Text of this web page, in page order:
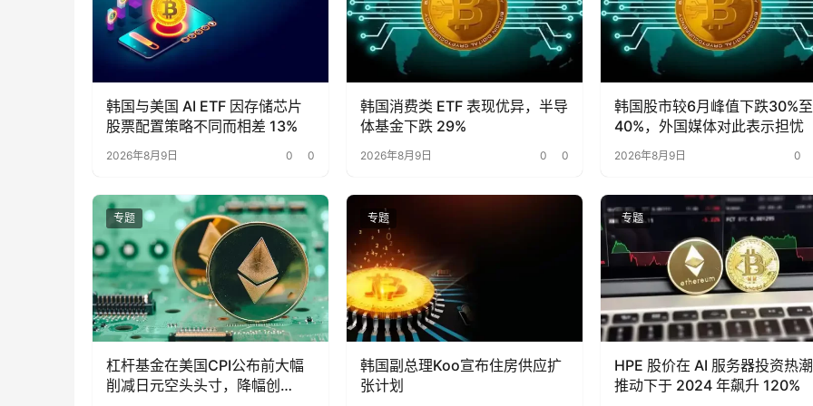
韩国与美国 AI ETF 因存储芯片
股票配置策略不同而相差 13%
2026年8月9日 0 0
韩国消费类 ETF 表现优异，半导
体基金下跌 29%
2026年8月9日 0 0
韩国股市较6月峰值下跌30%至
40%，外国媒体对此表示担忧
2026年8月9日 0
专题
杠杆基金在美国CPI公布前大幅
削减日元空头头寸，降幅创
专题
韩国副总理Koo宣布住房供应扩
张计划
专题
HPE 股价在 AI 服务器投资热潮
推动下于 2024 年飙升 120%